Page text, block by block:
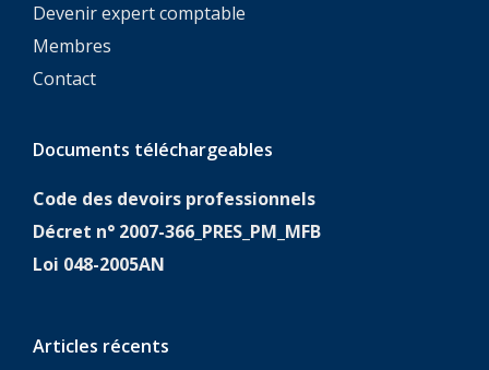
Devenir expert comptable
Membres
Contact
Documents téléchargeables
Code des devoirs professionnels
Décret n° 2007-366_PRES_PM_MFB
Loi 048-2005AN
Articles récents